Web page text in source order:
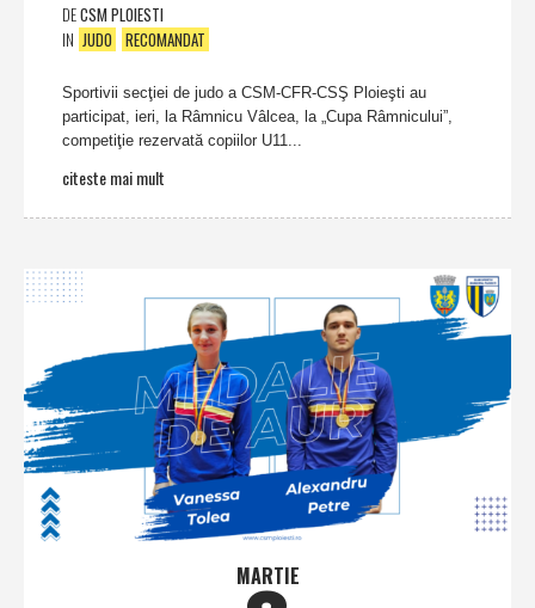
DECSM PLOIESTI
IN JUDO RECOMANDAT
Sportivii secţiei de judo a CSM-CFR-CSŞ Ploieşti au
participat, ieri, la Râmnicu Vâlcea, la „Cupa Râmnicului”,
competiţie rezervată copiilor U11...
citeste mai mult
MARTIE